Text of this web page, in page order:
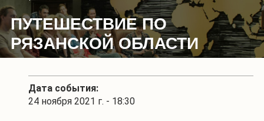
ПУТЕШЕСТВИЕ ПО
РЯЗАНСКОЙ ОБЛАСТИ
Дата события:
24 ноября 2021 г. - 18:30